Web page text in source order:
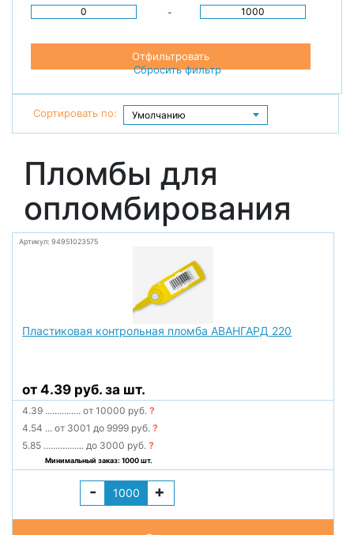
-
Отфильтровать
Сбросить фильтр
Сортировать по:
Пломбы для
опломбирования
Артикул: 94951023575
Пластиковая контрольная пломба АВАНГАРД 220
от 4.39 руб. за шт.
4.39 ............... от 10000 руб.?
4.54 ... от 3001 до 9999 руб.?
5.85 ................. до 3000 руб.?
Минимальный заказ: 1000 шт.
- +